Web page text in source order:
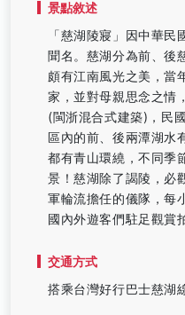
景點敘述
「慈湖陵寢」因中華
聞名。慈湖分為前、後
頗有江南風光之美，當
家，並對母親思念之情
(閩浙混合式建築)，民
區內的前、後兩潭湖水
都有青山環繞，不同季
景！慈湖除了謁陵，必
軍輪流擔任的儀隊，每
國內外遊客們駐足觀賞
交通方式
搭乘台灣好行巴士慈湖